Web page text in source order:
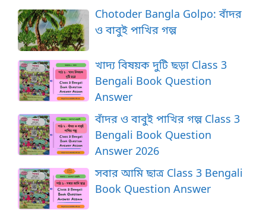
Chotoder Bangla Golpo: বাঁদর
ও বাবুই পাখির গল্প
খাদ্য বিষয়ক দুটি ছড়া Class 3
Bengali Book Question
Answer
বাঁদর ও বাবুই পাখির গল্প Class 3
Bengali Book Question
Answer 2026
সবার আমি ছাত্র Class 3 Bengali
Book Question Answer